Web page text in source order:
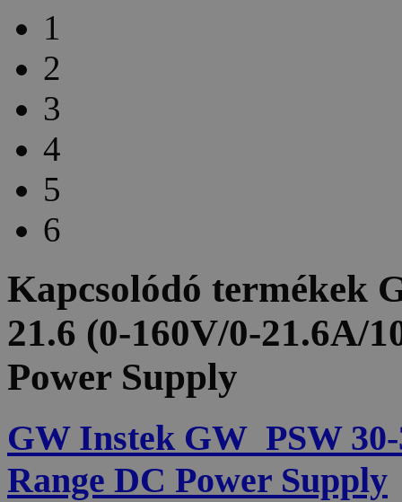
1
2
3
4
5
6
Kapcsolódó termékek
21.6 (0-160V/0-21.6A/
Power Supply
GW Instek GW_PSW
Range DC Power Supply